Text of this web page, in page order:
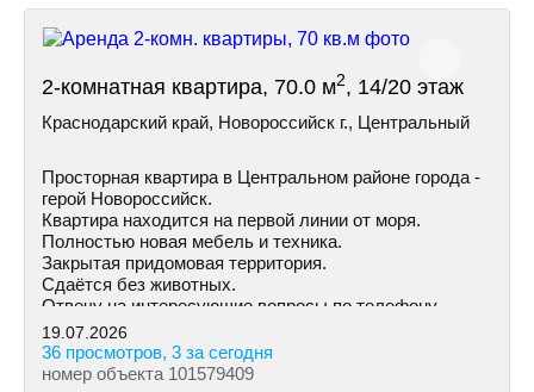
2-комнатная квартира, 70.0 м2, 14/20 этаж
Краснодарский край, Новороссийск г., Центральный
Просторная квартира в Центральном районе города -
герой Новороссийск.
Квартира находится на первой линии от моря.
Полностью новая мебель и техника.
Закрытая придомовая территория.
Сдаётся без животных.
Отвечу на интересующие вопросы по телефону.
Звоните.
19.07.2026
36 просмотров, 3 за сегодня
номер объекта 101579409